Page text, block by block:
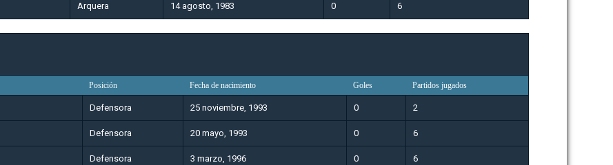
Arquera 14 agosto, 1983 0 6
Posición Fecha de nacimiento Goles Partidos jugados
Defensora 25 noviembre, 1993 0 2
Defensora 20 mayo, 1993 0 6
Defensora 3 marzo, 1996 0 6